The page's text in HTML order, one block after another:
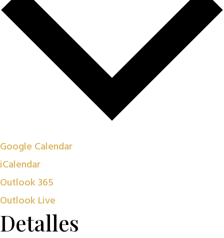
Google Calendar
iCalendar
Outlook 365
Outlook Live
Detalles